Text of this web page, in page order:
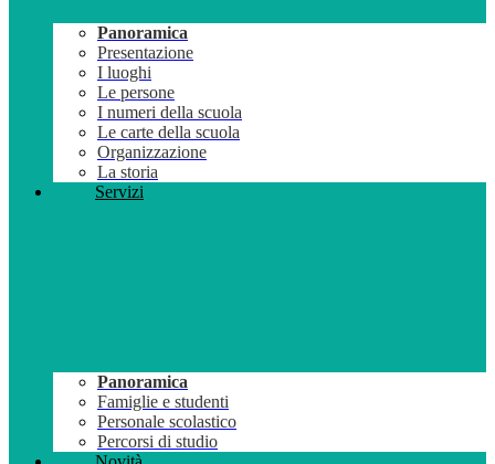
Panoramica
Presentazione
I luoghi
Le persone
I numeri della scuola
Le carte della scuola
Organizzazione
La storia
Servizi
Panoramica
Famiglie e studenti
Personale scolastico
Percorsi di studio